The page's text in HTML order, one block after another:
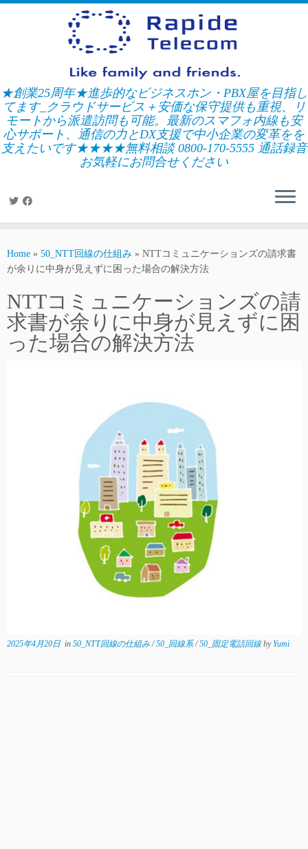
Skip
★創業25周年★進歩的なビジネスホン・PBX屋を目指し
てます_クラウドサービス＋安価な保守提供も重視、リ
モートから派遣訪問も可能。最新のスマフォ内線も安
心サポート、通信の力とDX支援で中小企業の変革をを
支えたいです★★★★無料相談 0800-170-5555 通話録音
お気軽にお問合せください
Home » 50_NTT回線の仕組み » NTTコミュニケーションズの請求書
が余りに中身が見えずに困った場合の解決方法
NTTコミュニケーションズの請
求書が余りに中身が見えずに困
った場合の解決方法
2025年4月20日 in 50_NTT回線の仕組み/50_回線系/50_固定電話回線byYumi